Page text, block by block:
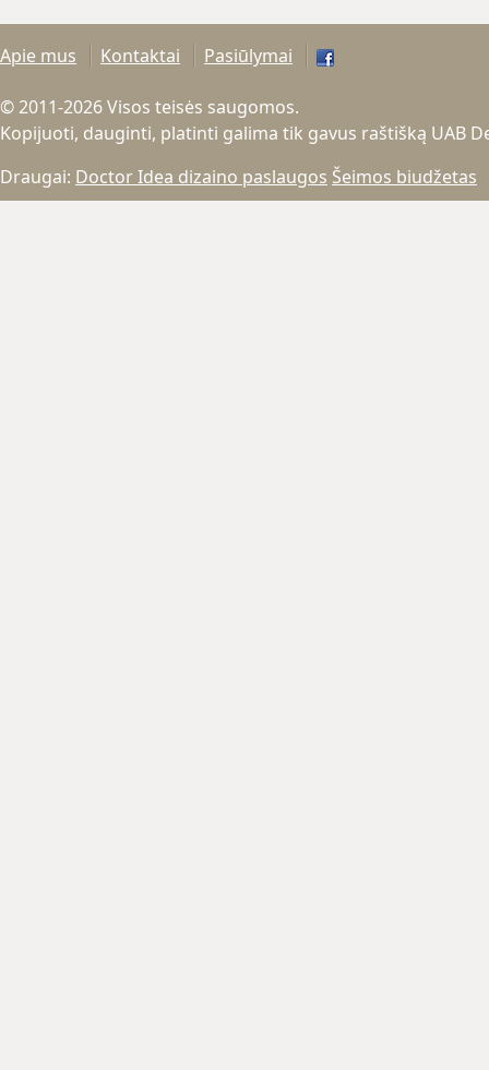
Apie mus Kontaktai Pasiūlymai
© 2011-2026 Visos teisės saugomos.
Kopijuoti, dauginti, platinti galima tik gavus raštišką UAB
Draugai: Doctor Idea dizaino paslaugos Šeimos biudžetas